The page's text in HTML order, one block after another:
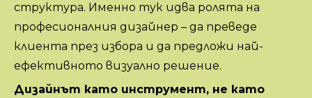
структура. Именно тук идва ролята на
професионалния дизайнер – да преведе
клиента през избора и да предложи най-
ефективното визуално решение.
Дизайнът като инструмент, не като